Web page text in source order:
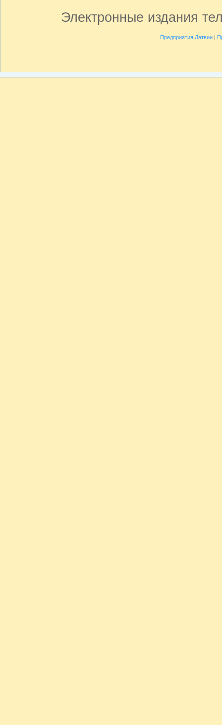
Электронные издания
Предприятия Латвии|